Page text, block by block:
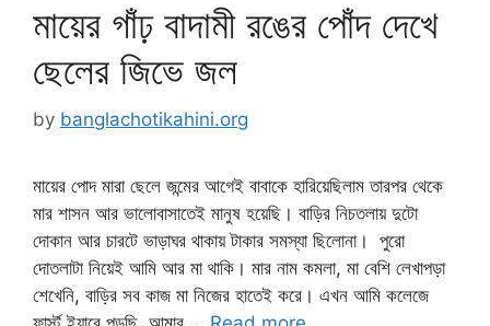
মায়ের গাঁঢ় বাদামী রঙের পোঁদ দেখে
ছেলের জিভে জল
by banglachotikahini.org
মায়ের পোদ মারা ছেলে জন্মের আগেই বাবাকে হারিয়েছিলাম তারপর থেকে
মার শাসন আর ভালোবাসাতেই মানুষ হয়েছি। বাড়ির নিচতলায় দুটো
দোকান আর চারটে ভাড়াঘর থাকায় টাকার সমস্যা ছিলোনা। পুরো
দোতলাটা নিয়েই আমি আর মা থাকি। মার নাম কমলা, মা বেশি লেখাপড়া
শেখেনি, বাড়ির সব কাজ মা নিজের হাতেই করে। এখন আমি কলেজে